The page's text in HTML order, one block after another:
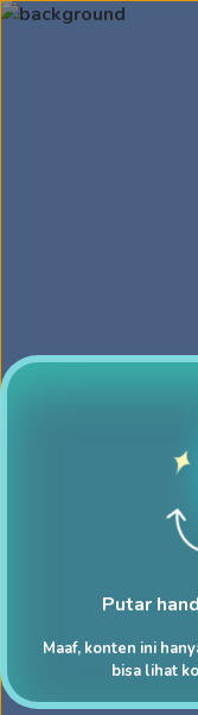
Putar
Maaf, konten ini
bisa lihat